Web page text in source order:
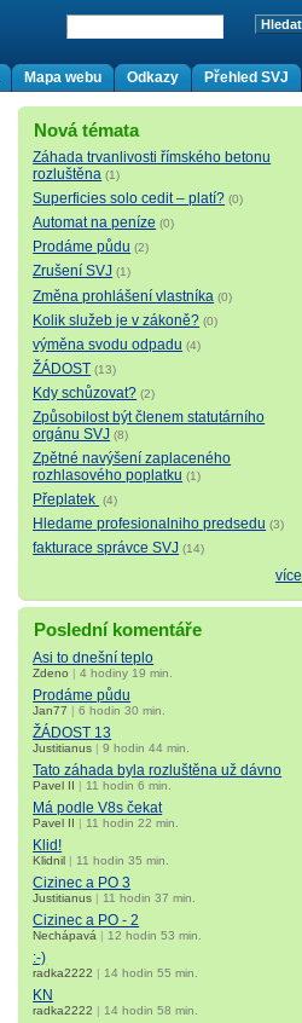
Přehled SVJ
Odkazy
Mapa webu
Nová témata
Záhada trvanlivosti římského betonu
rozluštěna (1)
Superficies solo cedit – platí? (0)
Automat na peníze (0)
Prodáme půdu (2)
Zrušení SVJ (1)
Změna prohlášení vlastníka (0)
Kolik služeb je v zákoně? (0)
výměna svodu odpadu (4)
ŽÁDOST (13)
Kdy schůzovat? (2)
Způsobilost být členem statutárního
orgánu SVJ (8)
Zpětné navýšení zaplaceného
rozhlasového poplatku (1)
Přeplatek (4)
Hledame profesionalniho predsedu (3)
fakturace správce SVJ (14)
více
Poslední komentáře
Asi to dnešní teplo
Zdeno |4 hodiny 19 min.
Prodáme půdu
Jan77 |6 hodin 30 min.
ŽÁDOST 13
Justitianus |9 hodin 44 min.
Tato záhada byla rozluštěna už dávno
Pavel II | 11 hodin 6 min.
Má podle V8s čekat
Pavel II | 11 hodin 22 min.
Klid!
Klidnil | 11 hodin 35 min.
Cizinec a PO 3
Justitianus | 11 hodin 37 min.
Cizinec a PO - 2
Nechápavá | 12 hodin 53 min.
:-)
radka2222 | 14 hodin 55 min.
KN
radka2222 | 14 hodin 58 min.